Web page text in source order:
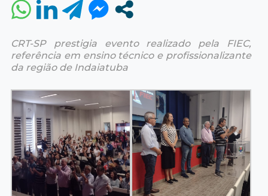
CRT-SP prestigia evento realizado pela FIEC,
referência em ensino técnico e profissionalizante
da região de Indaiatuba